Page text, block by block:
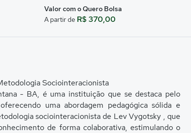
Valor com o Quero Bolsa
A partir de R$ 370,00
Sociointeracionista
- BA, é uma instituição que se destaca pelo
uma abordagem pedagógica sólida e
sociointeracionista de Lev Vygotsky , que
de forma colaborativa, estimulando o